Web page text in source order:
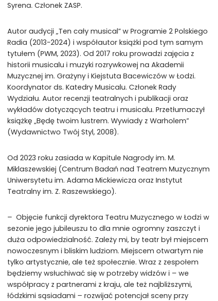
Syrena. Członek ZASP.
Autor audycji „Ten cały musical” w Programie 2 Polskiego
Radia (2013-2024) i współautor książki pod tym samym
tytułem (PWM, 2023). Od 2017 roku prowadzi zajęcia z
historii musicalu i muzyki rozrywkowej na Akademii
Muzycznej im. Grażyny i Kiejstuta Bacewiczów w Łodzi.
Koordynator ds. Katedry Musicalu. Członek Rady
Wydziału. Autor recenzji teatralnych i publikacji oraz
wykładów dotyczących teatru i musicalu. Przetłumaczył
książkę „Będę twoim lustrem. Wywiady z Warholem”
(Wydawnictwo Twój Styl, 2008).
Od 2023 roku zasiada w Kapitule Nagrody im. M.
Miklaszewskiej (Centrum Badań nad Teatrem Muzycznym
Uniwersytetu im. Adama Mickiewicza oraz Instytut
Teatralny im. Z. Raszewskiego).
– Objęcie funkcji dyrektora Teatru Muzycznego w Łodzi w
sezonie jego jubileuszu to dla mnie ogromny zaszczyt i
duża odpowiedzialność. Zależy mi, by teatr był miejscem
nowoczesnym i bliskim ludziom. Miejscem otwartym nie
tylko artystycznie, ale też społecznie. Wraz z zespołem
będziemy wsłuchiwać się w potrzeby widzów i – we
współpracy z partnerami z kraju, ale też najbliższymi,
łódzkimi sąsiadami – rozwijać potencjał sceny przy